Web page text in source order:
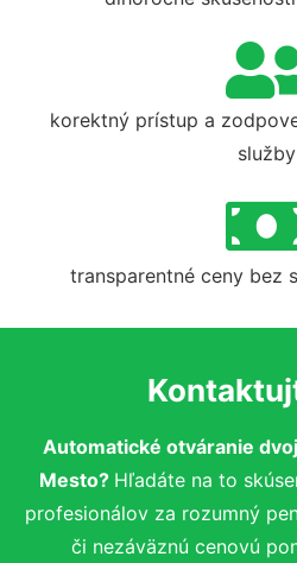
korektný prístup a
služby
transparentné ceny bez
Automatické otváranie
Mesto? Hľadáte na to
profesionálov za rozumný
či nezáväznú cenovú